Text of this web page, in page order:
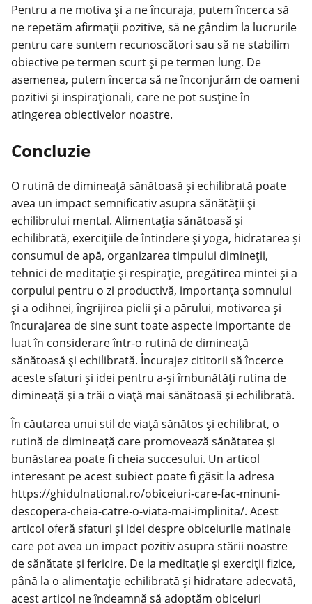
Pentru a ne motiva și a ne încuraja, putem încerca să
ne repetăm afirmații pozitive, să ne gândim la lucrurile
pentru care suntem recunoscători sau să ne stabilim
obiective pe termen scurt și pe termen lung. De
asemenea, putem încerca să ne înconjurăm de oameni
pozitivi și inspiraționali, care ne pot susține în
atingerea obiectivelor noastre.
Concluzie
O rutină de dimineață sănătoasă și echilibrată poate
avea un impact semnificativ asupra sănătății și
echilibrului mental. Alimentația sănătoasă și
echilibrată, exercițiile de întindere și yoga, hidratarea și
consumul de apă, organizarea timpului dimineții,
tehnici de meditație și respirație, pregătirea mintei și a
corpului pentru o zi productivă, importanța somnului
și a odihnei, îngrijirea pielii și a părului, motivarea și
încurajarea de sine sunt toate aspecte importante de
luat în considerare într-o rutină de dimineață
sănătoasă și echilibrată. Încurajez cititorii să încerce
aceste sfaturi și idei pentru a-și îmbunătăți rutina de
dimineață și a trăi o viață mai sănătoasă și echilibrată.
În căutarea unui stil de viață sănătos și echilibrat, o
rutină de dimineață care promovează sănătatea și
bunăstarea poate fi cheia succesului. Un articol
interesant pe acest subiect poate fi găsit la adresa
https://ghidulnational.ro/obiceiuri-care-fac-minuni-
descopera-cheia-catre-o-viata-mai-implinita/. Acest
articol oferă sfaturi și idei despre obiceiurile matinale
care pot avea un impact pozitiv asupra stării noastre
de sănătate și fericire. De la meditație și exerciții fizice,
până la o alimentație echilibrată și hidratare adecvată,
acest articol ne îndeamnă să adoptăm obiceiuri